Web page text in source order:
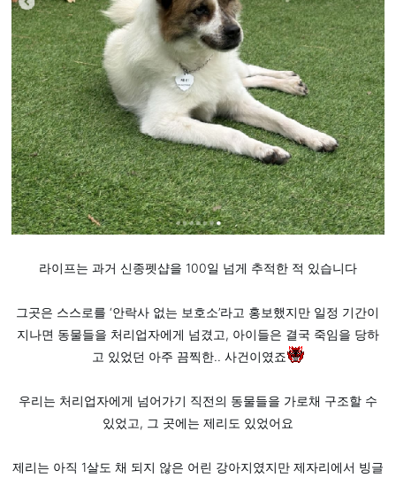
라이프는 과거 신종펫샵을 100일 넘게 추적한 적 있습니다
그곳은 스스로를 ‘안락사 없는 보호소’라고 홍보했지만 일정 기간이
지나면 동물들을 처리업자에게 넘겼고, 아이들은 결국 죽임을 당하
고 있었던 아주 끔찍한.. 사건이였죠
우리는 처리업자에게 넘어가기 직전의 동물들을 가로채 구조할 수
있었고, 그 곳에는 제리도 있었어요
제리는 아직 1살도 채 되지 않은 어린 강아지였지만 제자리에서 빙글